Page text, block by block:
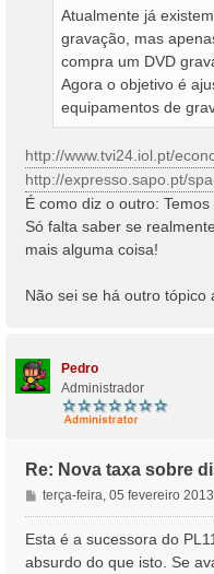
Atualmente já
gravação, mas
compra um DVD
Agora o objetivo é
equipamentos de
http://www.tvi24.iol.pt/
http://expresso.sapo.pt/
É como diz o outro:
Só falta saber se
mais alguma coisa!
Não sei se há outro
Pedro
Administrador
Re: Nova taxa sobre
M
e
n
terça-feira, 05 fevereiro
Esta é a sucessora do
absurdo do que isto. Se